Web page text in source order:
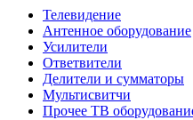
Телевидение
Антенное оборудование
Усилители
Ответвители
Делители и сумматоры
Мультисвитчи
Прочее ТВ